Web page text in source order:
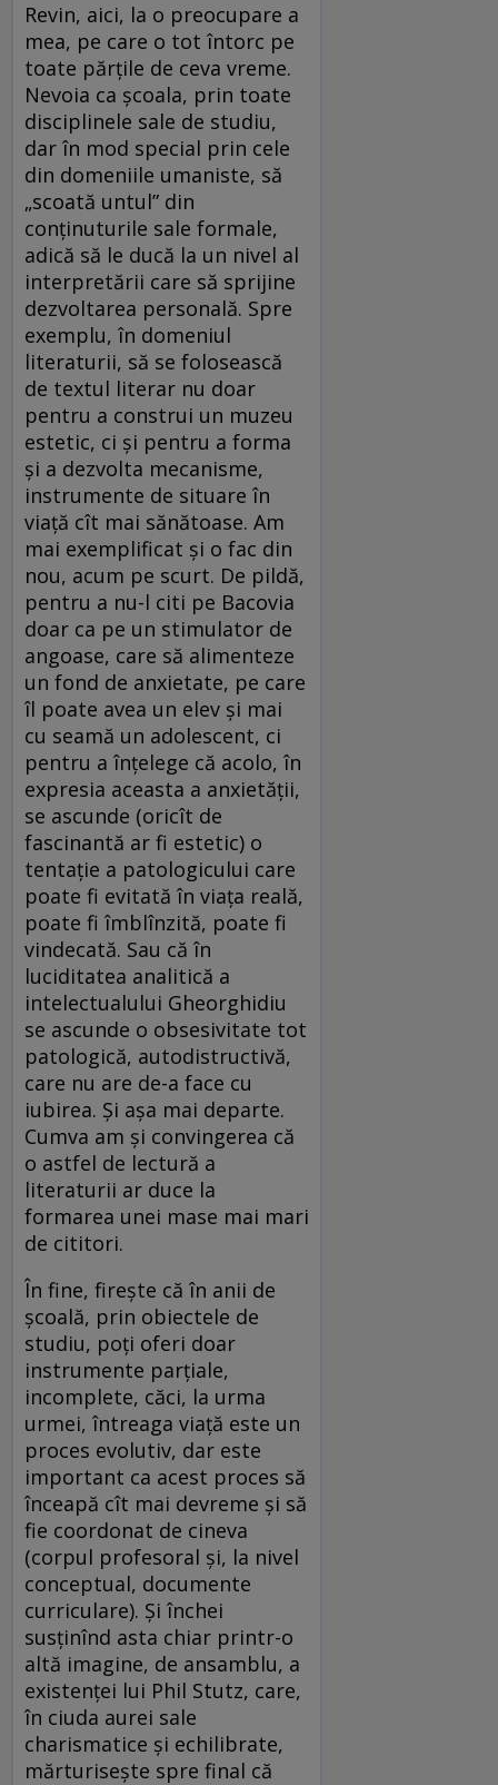
Revin, aici, la o preocupare a
mea, pe care o tot întorc pe
toate părțile de ceva vreme.
Nevoia ca școala, prin toate
disciplinele sale de studiu,
dar în mod special prin cele
din domeniile umaniste, să
„scoată untul” din
conținuturile sale formale,
adică să le ducă la un nivel al
interpretării care să sprijine
dezvoltarea personală. Spre
exemplu, în domeniul
literaturii, să se folosească
de textul literar nu doar
pentru a construi un muzeu
estetic, ci și pentru a forma
și a dezvolta mecanisme,
instrumente de situare în
viață cît mai sănătoase. Am
mai exemplificat și o fac din
nou, acum pe scurt. De pildă,
pentru a nu-l citi pe Bacovia
doar ca pe un stimulator de
angoase, care să alimenteze
un fond de anxietate, pe care
îl poate avea un elev și mai
cu seamă un adolescent, ci
pentru a înțelege că acolo, în
expresia aceasta a anxietății,
se ascunde (oricît de
fascinantă ar fi estetic) o
tentație a patologicului care
poate fi evitată în viața reală,
poate fi îmblînzită, poate fi
vindecată. Sau că în
luciditatea analitică a
intelectualului Gheorghidiu
se ascunde o obsesivitate tot
patologică, autodistructivă,
care nu are de-a face cu
iubirea. Și așa mai departe.
Cumva am și convingerea că
o astfel de lectură a
literaturii ar duce la
formarea unei mase mai mari
de cititori.
În fine, firește că în anii de
școală, prin obiectele de
studiu, poți oferi doar
instrumente parțiale,
incomplete, căci, la urma
urmei, întreaga viață este un
proces evolutiv, dar este
important ca acest proces să
înceapă cît mai devreme și să
fie coordonat de cineva
(corpul profesoral și, la nivel
conceptual, documente
curriculare). Și închei
susținînd asta chiar printr-o
altă imagine, de ansamblu, a
existenței lui Phil Stutz, care,
în ciuda aurei sale
charismatice și echilibrate,
mărturisește spre final că